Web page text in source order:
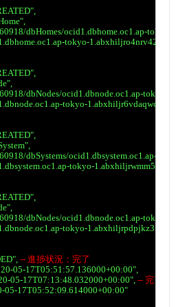
dbHomes/ocid1.dbhome.oc1.ap-tokyo-
tokyo-
dbNodes/ocid1.dbnode.oc1.ap-tokyo-
tokyo-
dbSystems/ocid1.dbsystem.oc1.ap-tokyo-
tokyo-
dbNodes/ocid1.dbnode.oc1.ap-tokyo-
tokyo-
-- 進捗状況：完了
05-17T05:51:57.136000+00:00",
17T07:13:48.032000+00:00", -- 完了時間
17T05:52:09.614000+00:00"